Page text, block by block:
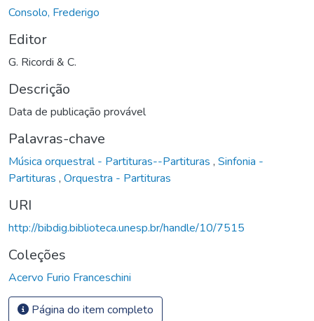
Consolo, Frederigo
Editor
G. Ricordi & C.
Descrição
Data de publicação provável
Palavras-chave
Música orquestral - Partituras--Partituras , Sinfonia -
Partituras , Orquestra - Partituras
URI
http://bibdig.biblioteca.unesp.br/handle/10/7515
Coleções
Acervo Furio Franceschini
Página do item completo